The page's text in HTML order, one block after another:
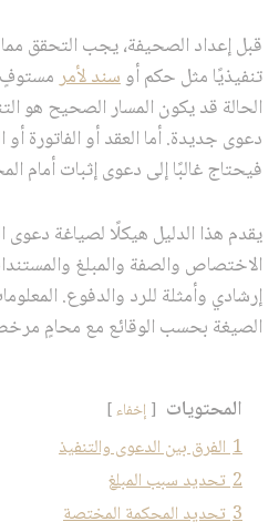
قبل إعداد الصحيفة، يجب التحقق مما
تنفيذيًا مثل حكم أوسند لأمر
الحالة قد يكون المسار الصحيح هو
دعوى جديدة. أما العقد أو الفاتورة
فيحتاج غالبًا إلى دعوى إثبات أمام
يقدم هذا الدليل هيكلًا لصياغة دعوى
الاختصاص والصفة والمبلغ
إرشادي وأمثلة للرد والدفوع.
الصيغة بحسب الوقائع مع محامٍ
المحتويات إخفاء
1 الفرق بين الدعوى والتنفيذ
2 تحديد سبب المبلغ
3 تحديد المحكمة المختصة